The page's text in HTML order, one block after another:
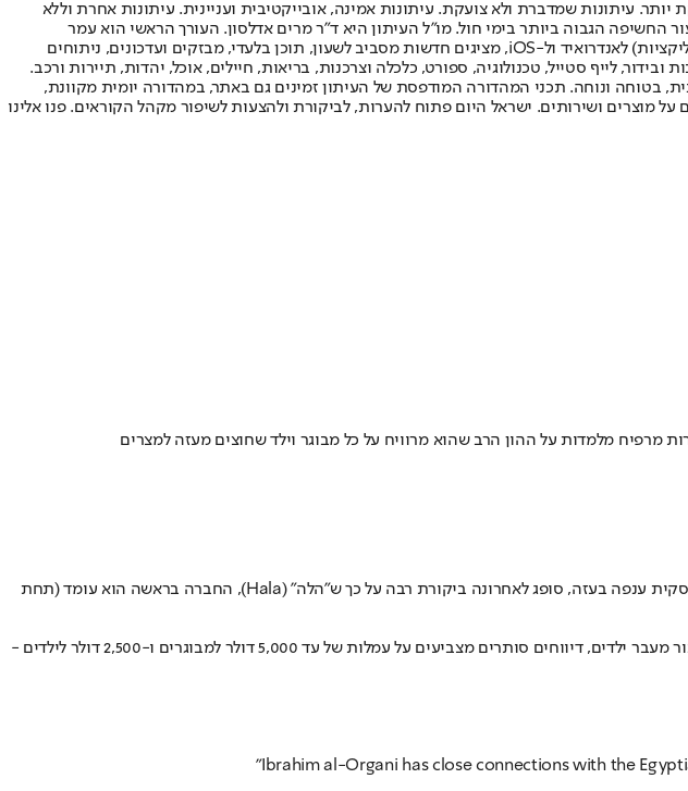
עיתונות שמדברת ולא צועקת. עיתונות אמינה, אובייקטיבית ועניינית. עיתונות אחרת וללא
הפך "ישראל היום" לעיתון הישראלי בעל שיעור החשיפה הגבוה ביותר בימי חול. מו"ל העיתון היא ד"ר מרים אדלסון. העורך הראשי הוא עמר
לחמנוביץ, והעורך המייסד הוא עמוס רגב. אתרי האינטרנט של "ישראל היום" בעברית ובאנגלית, כמו כן היישומונים (אפליקציות) לאנדרואיד ול-iOS, מציגים חדשות מסביב לשעון, תוכן בלעדי, מבזקים ועדכונים, ניתוחים
לייף סטייל, טכנולוגיה, ספורט, כלכלה וצרכנות, בריאות, חיילים, אוכל, יהדות, תיירות ורכב.
בטוחה ונוחה. תכני המהדורה המודפסת של העיתון זמינים גם באתר, במהדורה יומית מקוונת,
מוצרים ושירותים. ישראל היום פתוח להערות, לביקורת ולהצעות לשיפור מקהל הקוראים. פנו אלינו
מרפיח מלמדות על ההון הרב שהוא מרוויח על כל מבוגר וילד שחוצים מעזה למצרים
איברהים אל-אורגני, יו"ר קבוצת אורגני (Organi), איל הון מצרי המקושר מאוד לצמרת ההנהגה המצרית ובעל פעילות עסקית ענפה בעזה, סופג לאחרונה ביקורת רבה על כך ש"הלה" (Hala), החברה בראשה הוא עומד (תחת
בכתבה בפורסמה בניו יורק טיימס, נטען כי בעוד שאל-אורגני טוען ש-הלה גובה 2,500 דולר למבוגר ולא דורשת כסף עבור מעבר ילדים, דיווחים סותרים מצביעים על עמלות של עד 5,000 דולר למבוגרים ו-2,500 דולר לילדים -
"Ibrahim al-Organi has close connections with the